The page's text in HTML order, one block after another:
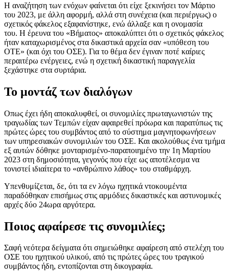
Η αναζήτηση των ενόχων φαίνεται ότι είχε ξεκινήσει τον Μάρτιο
του 2023, με άλλη αφορμή, αλλά στη συνέχεια (και περιέργως) ο
σχετικός φάκελος εξαφανίστηκε, ενώ άλλαξε και η ονομασία
του. Η έρευνα του «Βήματος» αποκαλύπτει ότι ο σχετικός φάκελος
ήταν καταχωρισμένος στα δικαστικά αρχεία σαν «υπόθεση του
ΟΤΕ» (και όχι του ΟΣΕ). Για το θέμα δεν έγιναν ποτέ καίριες
περαιτέρω ενέργειες, ενώ η σχετική δικαστική παραγγελία
ξεχάστηκε στα συρτάρια.
Το μοντάζ των διαλόγων
Οπως έχει ήδη αποκαλυφθεί, οι συνομιλίες πρωταγωνιστών της
τραγωδίας των Τεμπών είχαν αφαιρεθεί πρόωρα και παρατύπως τις
πρώτες ώρες του συμβάντος από το σύστημα μαγνητοφωνήσεων
των υπηρεσιακών συνομιλιών του ΟΣΕ. Και ακολούθως ένα τμήμα
εξ αυτών δόθηκε μονταρισμένο-παραποιημένο την 1η Μαρτίου
2023 στη δημοσιότητα, γεγονός που είχε ως αποτέλεσμα να
τονιστεί ιδιαίτερα το «ανθρώπινο λάθος» του σταθμάρχη.
Υπενθυμίζεται, δε, ότι τα εν λόγω ηχητικά ντοκουμέντα
παραδόθηκαν επισήμως στις αρμόδιες δικαστικές και αστυνομικές
αρχές δύο 24ωρα αργότερα.
Ποιος αφαίρεσε τις συνομιλίες;
Σαφή νεότερα δείγματα ότι σημειώθηκε αφαίρεση από στελέχη του
ΟΣΕ του ηχητικού υλικού, από τις πρώτες ώρες του τραγικού
συμβάντος ήδη, εντοπίζονται στη δικογραφία.